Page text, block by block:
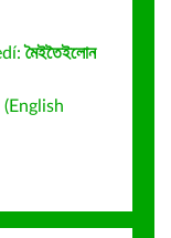
মৈইতৈইলোন